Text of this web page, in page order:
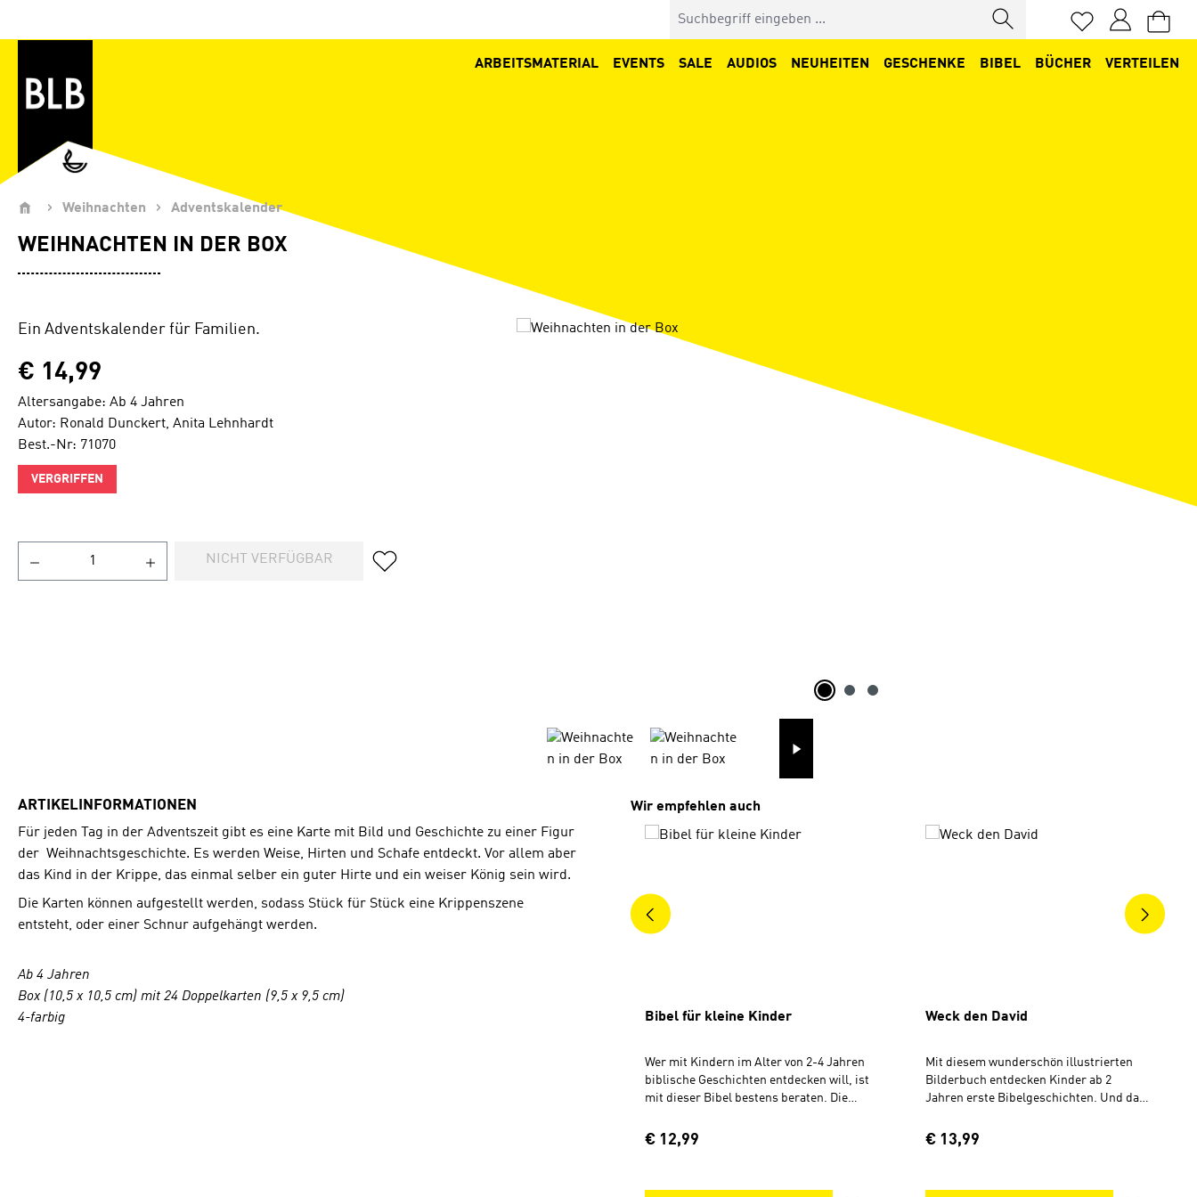
ARBEITSMATERIAL
EVENTS SALE AUDIOS NEUHEITEN GESCHENKE BIBEL BÜCHER VERTEILEN
Weihnachten Adventskalender
WEIHNACHTEN IN DER BOX
Ein Adventskalender für Familien.
€ 14,99
Altersangabe: Ab 4 Jahren
Autor: Ronald Dunckert, Anita Lehnhardt
Best.-Nr: 71070
VERGRIFFEN
NICHT VERFÜGBAR
Bildergalerie überspringen
ARTIKELINFORMATIONEN
Für jeden Tag in der Adventszeit gibt es eine Karte mit Bild und Geschichte zu einer Figur
der Weihnachtsgeschichte. Es werden Weise, Hirten und Schafe entdeckt. Vor allem aber
das Kind in der Krippe, das einmal selber ein guter Hirte und ein weiser König sein wird.
Die Karten können aufgestellt werden, sodass Stück für Stück eine Krippenszene
entsteht, oder einer Schnur aufgehängt werden.
Ab 4 Jahren
Box (10,5 x 10,5 cm) mit 24 Doppelkarten (9,5 x 9,5 cm)
4-farbig
Produktgalerie überspringen
Wir empfehlen auch
Bibel für kleine Kinder
Wer mit Kindern im Alter von 2-4 Jahren
biblische Geschichten entdecken will, ist
mit dieser Bibel bestens beraten. Die
gemeinsamen Entdecken der 20 Bibel-
einprägsam. Im Anhang: Ideen für
Regulärer Preis:
€ 12,99
Weck den David
Mit diesem wunderschön illustrierten
Bilderbuch entdecken Kinder ab 2
Jahren erste Bibelgeschichten. Und das
mit schütteln, drehen, klopfen, rufen
Noah, Josef, David, Jesus, den
Regulärer Preis:
€ 13,99